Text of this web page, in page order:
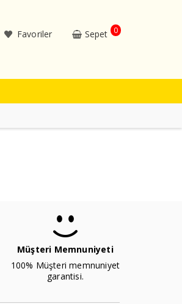
Favoriler Sepet 0
Müşteri Memnuniyeti
100% Müşteri memnuniyet
garantisi.